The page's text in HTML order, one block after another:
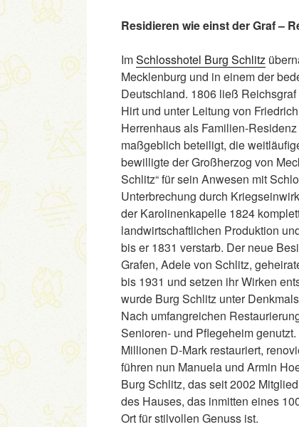
Residieren wie einst der Graf –
ImSchlosshotel Burg Schlitz
Mecklenburg und in einem der
Deutschland. 1806 ließ
Hirt und unter Leitung von
Herrenhaus als Familien-
maßgeblich beteiligt, die
bewilligte der Großherzog von
Schlitz“ für sein Anwesen mit
Unterbrechung durch
der Karolinenkapelle 1824
landwirtschaftlichen Produktion
bis er 1831 verstarb. Der neue
Grafen, Adele von Schlitz,
bis 1931 und setzen ihr Wirken
wurde Burg Schlitz unter
Nach umfangreichen
Senioren- und Pflegeheim
Millionen D-Mark restauriert,
führen nun Manuela und Armin
Burg Schlitz, das seit 2002
des Hauses, das inmitten eines
Ort für stilvollen Genuss ist.